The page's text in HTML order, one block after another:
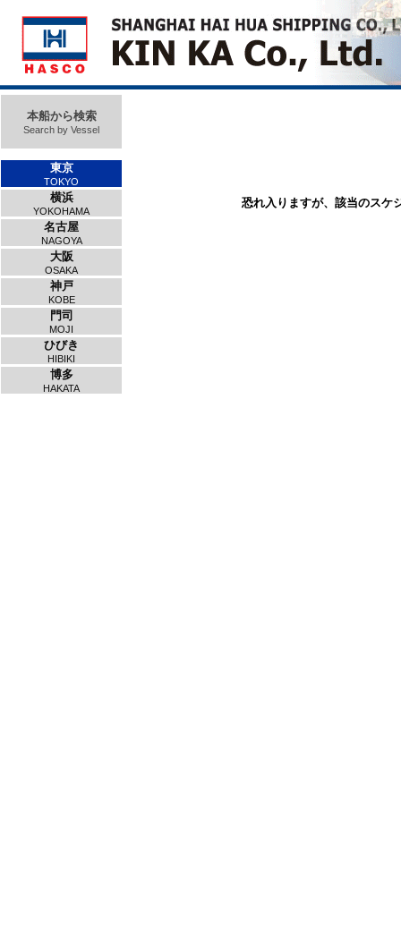
本船から検索
Search by Vessel
東京
TOKYO
横浜
YOKOHAMA
名古屋
NAGOYA
大阪
OSAKA
神戸
KOBE
門司
MOJI
ひびき
HIBIKI
博多
HAKATA
恐れ入りますが、該当のスケ